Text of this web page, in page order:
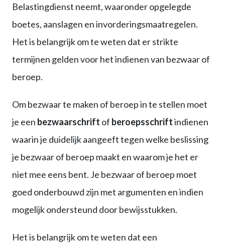
Belastingdienst neemt, waaronder opgelegde
boetes, aanslagen en invorderingsmaatregelen.
Het is belangrijk om te weten dat er strikte
termijnen gelden voor het indienen van bezwaar of
beroep.
Om bezwaar te maken of beroep in te stellen moet
je een bezwaarschrift of beroepsschriftindienen
waarin je duidelijk aangeeft tegen welke beslissing
je bezwaar of beroep maakt en waarom je het er
niet mee eens bent. Je bezwaar of beroep moet
goed onderbouwd zijn met argumenten en indien
mogelijk ondersteund door bewijsstukken.
Het is belangrijk om te weten dat een